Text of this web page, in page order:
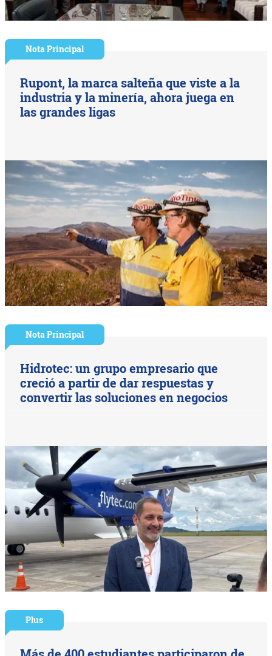
Nota Principal
Rupont, la marca salteña que viste a la
industria y la minería, ahora juega en
las grandes ligas
Nota Principal
Hidrotec: un grupo empresario que
creció a partir de dar respuestas y
convertir las soluciones en negocios
Plus